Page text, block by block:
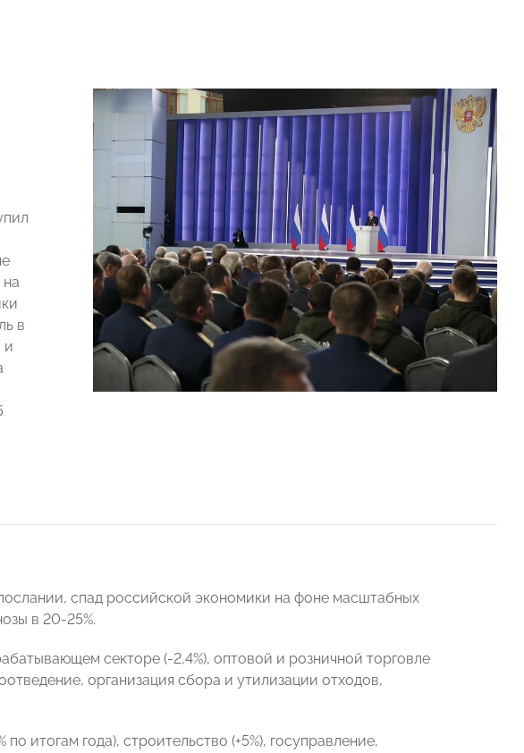
в
и
спад российской экономики на фоне масштабных
в 20-25%.
секторе (-2,4%), оптовой и розничной торговле
организация сбора и утилизации отходов,
итогам года), строительство (+5%), госуправление,